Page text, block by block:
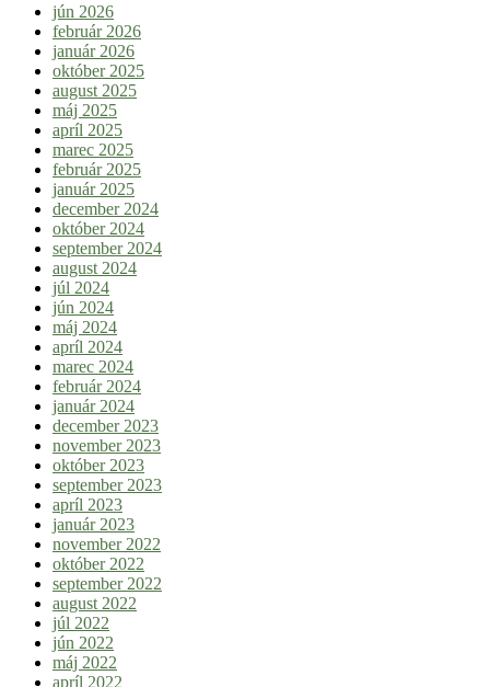
jún 2026
február 2026
január 2026
október 2025
august 2025
máj 2025
apríl 2025
marec 2025
február 2025
január 2025
december 2024
október 2024
september 2024
august 2024
júl 2024
jún 2024
máj 2024
apríl 2024
marec 2024
február 2024
január 2024
december 2023
november 2023
október 2023
september 2023
apríl 2023
január 2023
november 2022
október 2022
september 2022
august 2022
júl 2022
jún 2022
máj 2022
apríl 2022